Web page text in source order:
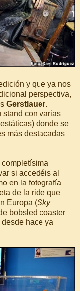
y que ya nos
perspectiva,
Gerstlauer.
stand con varias
donde se
más destacadas
si accedéis al
en la fotografía
de la ride que
Europa (Sky
bobsled coaster
hace ya